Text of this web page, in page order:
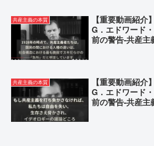
共産主義の本質
【重要動画紹
G．エドワード
前の警告-共産主
共産主義の本質
【重要動画紹
G．エドワード
前の警告-共産主